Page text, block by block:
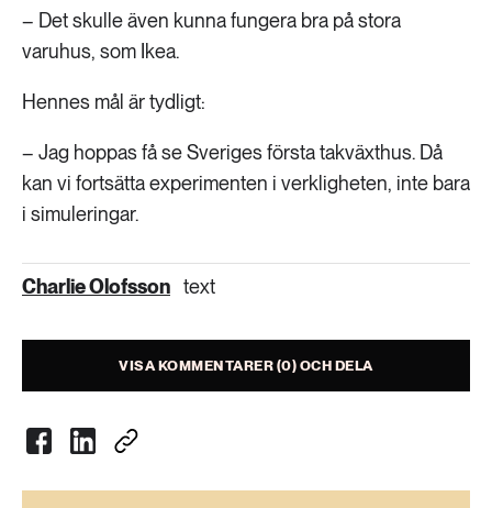
– Det skulle även kunna fungera bra på stora
varuhus, som Ikea.
Hennes mål är tydligt:
– Jag hoppas få se Sveriges första takväxthus. Då
kan vi fortsätta experimenten i verkligheten, inte bara
i simuleringar.
Charlie Olofsson text
VISA KOMMENTARER (0) OCH DELA